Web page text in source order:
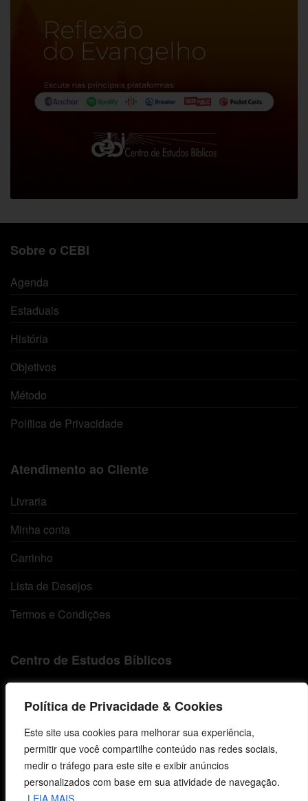
Política de Privacidade & Cookies
Este site usa cookies para melhorar sua experiência,
permitir que você compartilhe conteúdo nas redes sociais,
medir o tráfego para este site e exibir anúncios
personalizados com base em sua atividade de navegação.
LEIA MAIS
Sobre o CEBI
Agenda
Estaduais
História
Objetivos
Método
Política de Privacidade
Atendimento ao Cliente
Livraria
Minha conta
Carrinho
Lista de Desejos
Termos e Condições
Centro de Estudos Bíblicos
São Leopoldo, RS, Brasil
Fale Conosco
E-mails